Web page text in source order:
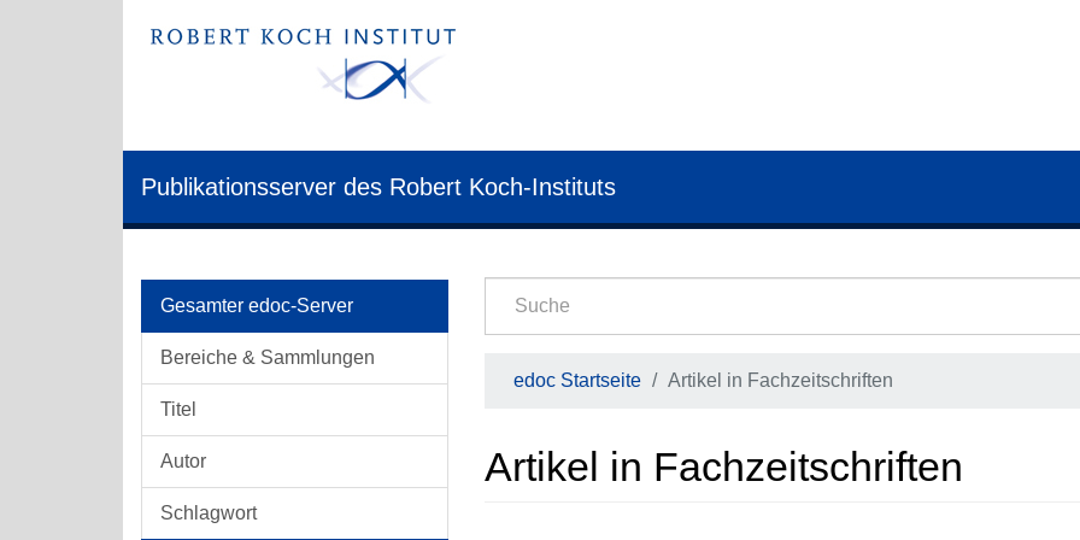
Publikationsserver des Robert Koch-Instituts
Gesamter edoc-Server
Bereiche & Sammlungen
Titel
Autor
Schlagwort
edoc Startseite Artikel in Fachzeitschriften
Artikel in Fachzeitschriften